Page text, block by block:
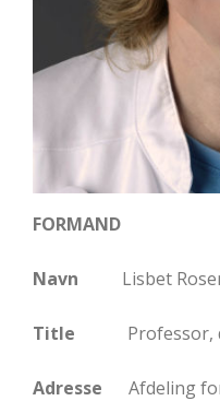
FORMAND
Navn Lisbet
Title Professor,
Adresse Afdeling